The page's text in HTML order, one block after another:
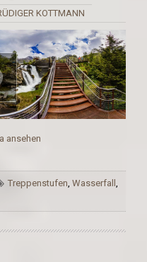
KOTTMANN
ansehen
Treppenstufen, Wasserfall ,